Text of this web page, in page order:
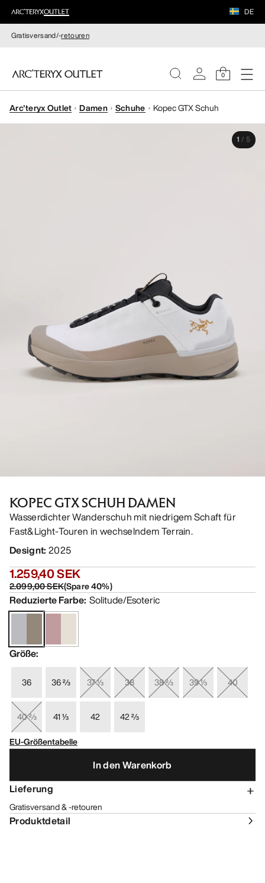
DE
Gratisversand/-retouren
0
DAMEN
Arc'teryx Outlet Damen Schuhe Kopec GTX Schuh
1 / 5
KOPEC GTX SCHUH DAMEN
Wasserdichter Wanderschuh mit niedrigem Schaft für
Fast&Light-Touren in wechselndem Terrain.
Designt: 2025
1.259,40 SEK
2.099,00 SEK(Spare40%)
Reduzierte Farbe: Solitude/Esoteric
Größe:
36 36 ⅔ 37 ⅓ 38 38 ⅔ 39 ⅓ 40
40 ⅔ 41 ⅓ 42
42 ⅔
EU-Größentabelle
In den Warenkorb
Lieferung
Gratisversand & -retouren
Produktdetail